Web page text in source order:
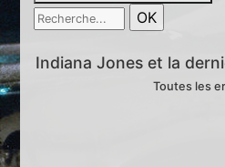
Indiana Jones et la
Toutes les